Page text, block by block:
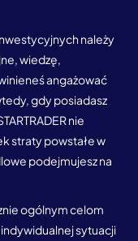
należy
wiedzę,
angażować
gdy posiadasz
nie
straty powstałe w
podejmujesz na
ogólnym celom
sytuacji